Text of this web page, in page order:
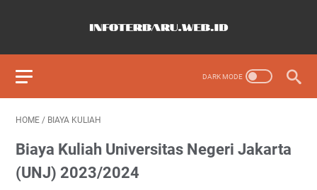
HOME / BIAYA KULIAH
Biaya Kuliah Universitas Negeri Jakarta
(UNJ) 2023/2024